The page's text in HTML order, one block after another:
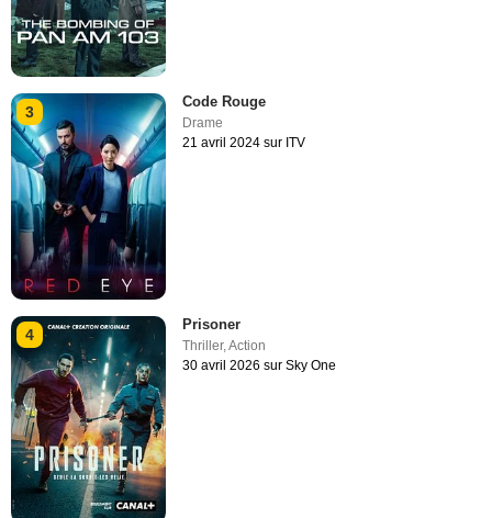
3
Code Rouge
Drame
21 avril 2024 sur ITV
4
Prisoner
Thriller,Action
30 avril 2026 sur Sky One